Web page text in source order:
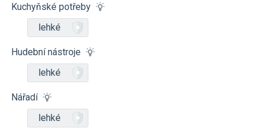
Kuchyňské potřeby
lehké
Hudební nástroje
lehké
Nářadí
lehké